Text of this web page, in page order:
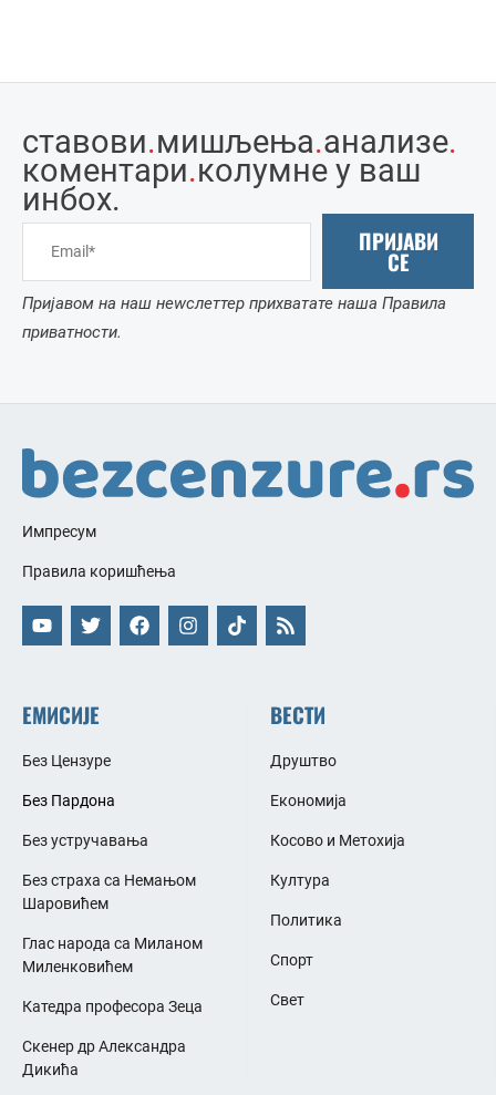
ставови.мишљења.анализе.
коментари.колумне у ваш
инбоx.
ПРИЈАВИ
СЕ
Пријавом на наш неwслеттер прихватате наша Правила
приватности.
Импресум
Правила коришћења
ЕМИСИЈЕ
Без Цензуре
Без Пардона
Без устручавања
Без страха са Немањом
Шаровићем
Глас народа са Миланом
Миленковићем
Катедра професора Зеца
Скенер др Александра
Дикића
ВЕСТИ
Друштво
Економија
Косово и Метохија
Култура
Политика
Спорт
Свет